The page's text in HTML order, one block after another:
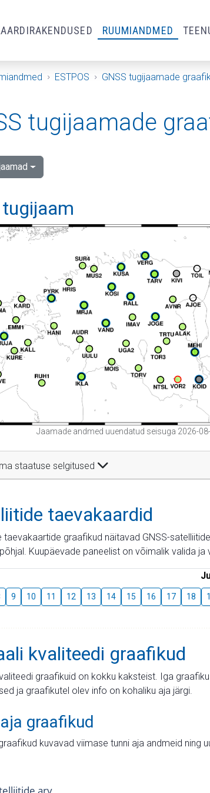
RUUMIANDMED
ESTPOS GNSS tugijaamade
tugijaamade
Jaamade andmed uuendatud seisuga 2026-
staatuse selgitused
taevakaardid
taevakaartide graafikud näitavad GNSS-
Kuupäevade paneelist on võimalik valida
9 10 11 12 13 14 15 16 17 18
kvaliteedi graafikud
graafikuid on kokku kaksteist. Iga
ja graafikutel olev info on kohaliku aja järgi.
graafikud
kuvavad viimase tunni aja andmeid ning